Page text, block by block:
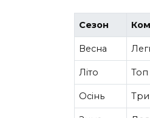
Сезон
Весна
Літо Топ
Осінь